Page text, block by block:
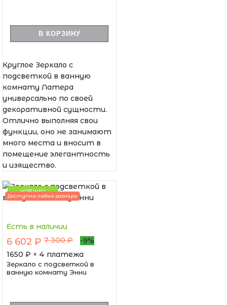
В КОРЗИНУ
Круглое Зеркало с
подсветкой в ванную
комнату Латера
универсально по своей
декоративной сущности.
Отлично выполняя свои
функции, оно не занимают
много места и вносит в
помещение элегантность
и изящество.
НОВИНКА
Доступны любые размеры
Есть в наличии
6 602 ₽ 7 300 ₽
-9%
1650 ₽ × 4 платежа
Зеркало с подсветкой в
ванную комнату Энни